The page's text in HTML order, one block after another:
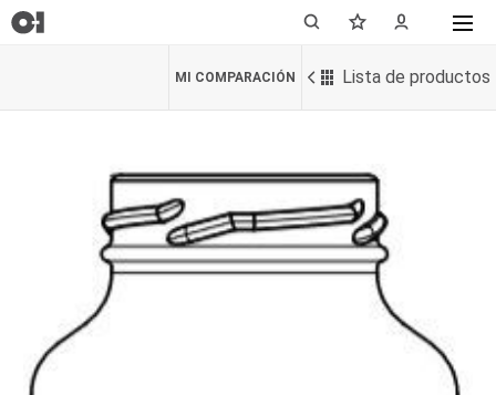
Lista de productos
MI COMPARACIÓN